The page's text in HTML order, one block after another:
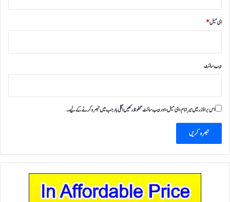
ای میل*
ویب‌ سائٹ
اس براؤزر میں میرا نام، ای میل، اور ویب سائٹ محفوظ رکھیں اگلی بار جب میں تبصرہ کرنے کےلیے۔